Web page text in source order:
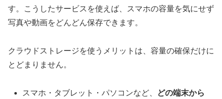
す。こうしたサービスを使えば、スマホの容量を気にせず
写真や動画をどんどん保存できます。
クラウドストレージを使うメリットは、容量の確保だけに
とどまりません。
スマホ・タブレット・パソコンなど、
どの端末から